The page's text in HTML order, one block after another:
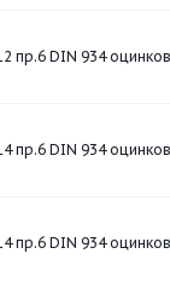
пр.6 DIN 934
пр.6 DIN 934
пр.6 DIN 934